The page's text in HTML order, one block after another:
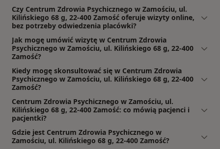
Czy Centrum Zdrowia Psychicznego w Zamościu, ul.
Kilińskiego 68 g, 22-400 Zamość oferuje wizyty online,
bez potrzeby odwiedzenia placówki?
Jak mogę umówić wizytę w Centrum Zdrowia
Psychicznego w Zamościu, ul. Kilińskiego 68 g, 22-400
Zamość?
Kiedy mogę skonsultować się w Centrum Zdrowia
Psychicznego w Zamościu, ul. Kilińskiego 68 g, 22-400
Zamość?
Centrum Zdrowia Psychicznego w Zamościu, ul.
Kilińskiego 68 g, 22-400 Zamość: co mówią pacjenci i
pacjentki?
Gdzie jest Centrum Zdrowia Psychicznego w
Zamościu, ul. Kilińskiego 68 g, 22-400 Zamość?